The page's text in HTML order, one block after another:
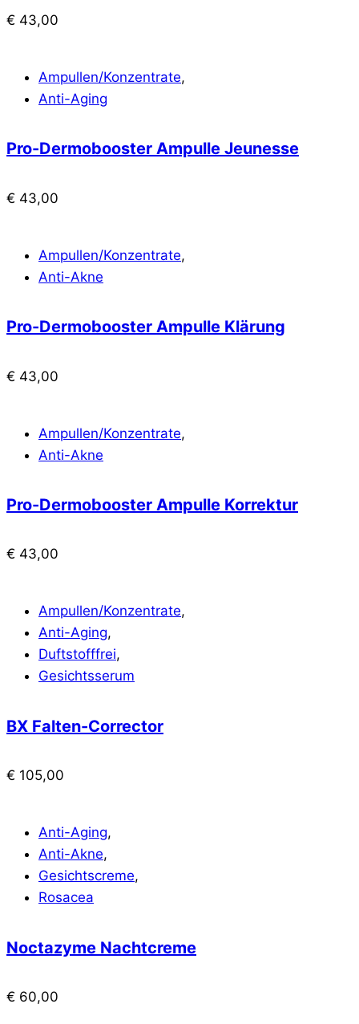
€ 43,00
Ampullen/Konzentrate,
Anti-Aging
Pro-Dermobooster Ampulle Jeunesse
€ 43,00
Ampullen/Konzentrate,
Anti-Akne
Pro-Dermobooster Ampulle Klärung
€ 43,00
Ampullen/Konzentrate,
Anti-Akne
Pro-Dermobooster Ampulle Korrektur
€ 43,00
Ampullen/Konzentrate,
Anti-Aging,
Duftstofffrei,
Gesichtsserum
BX Falten-Corrector
€ 105,00
Anti-Aging,
Anti-Akne,
Gesichtscreme,
Rosacea
Noctazyme Nachtcreme
€ 60,00